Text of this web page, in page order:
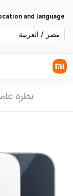
and language
مصر / العربية
نظرة